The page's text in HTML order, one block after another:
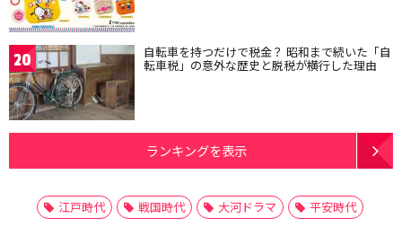
20 自転車を持つだけで税金？ 昭和まで続いた「自
転車税」の意外な歴史と脱税が横行した理由
ランキングを表示
江戸時代 戦国時代 大河ドラマ
平安時代